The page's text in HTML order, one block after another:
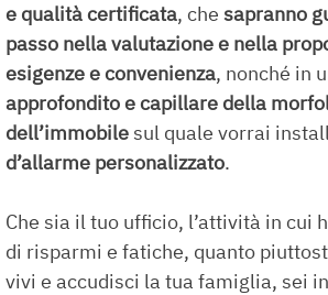
e qualità certificata, che sapranno
passo nella valutazione e nella
esigenze e convenienza, nonché in
approfondito e capillare della
dell’immobile sul quale vorrai
d’allarme personalizzato.
Che sia il tuo ufficio, l’attività in cui
di risparmi e fatiche, quanto
vivi e accudisci la tua famiglia, sei